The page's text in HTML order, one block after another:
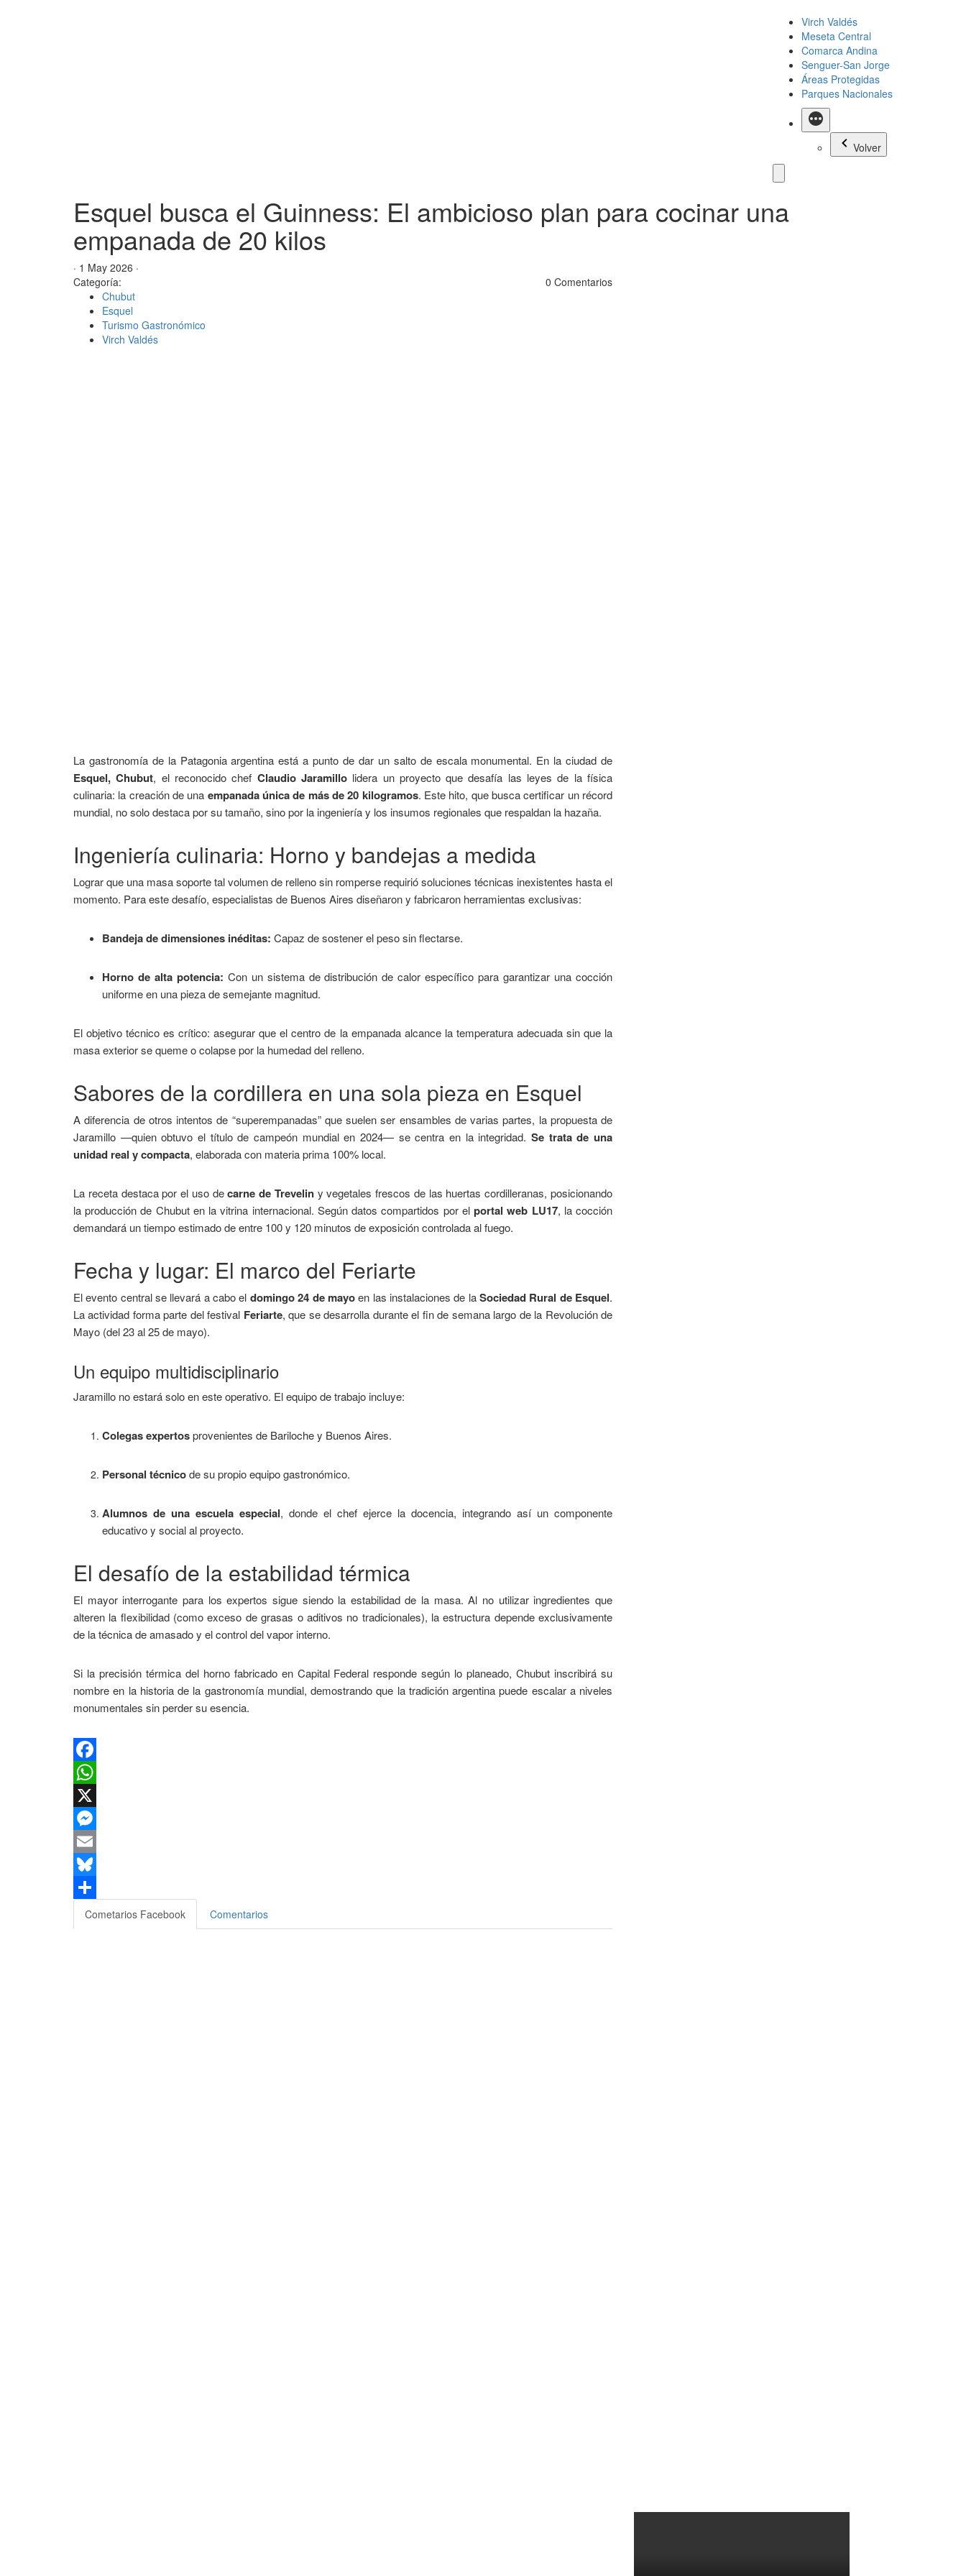
Virch Valdés
Meseta Central
Comarca Andina
Senguer-San Jorge
Áreas Protegidas
Parques Nacionales
Más
Volver
Esquel busca el Guinness: El ambicioso plan para cocinar una
empanada de 20 kilos
· 1 May 2026 ·
Categoría:
Chubut
Esquel
Turismo Gastronómico
Virch Valdés
0 Comentarios
La gastronomía de la Patagonia argentina está a punto de dar un salto de escala monumental. En la ciudad de
Esquel, Chubut, el reconocido chef Claudio Jaramillolidera un proyecto que desafía las leyes de la física
culinaria: la creación de una empanada única de más de 20 kilogramos. Este hito, que busca certificar un récord
mundial, no solo destaca por su tamaño, sino por la ingeniería y los insumos regionales que respaldan la hazaña.
Ingeniería culinaria: Horno y bandejas a medida
Lograr que una masa soporte tal volumen de relleno sin romperse requirió soluciones técnicas inexistentes hasta el
momento. Para este desafío, especialistas de Buenos Aires diseñaron y fabricaron herramientas exclusivas:
Bandeja de dimensiones inéditas: Capaz de sostener el peso sin flectarse.
Horno de alta potencia: Con un sistema de distribución de calor específico para garantizar una cocción
uniforme en una pieza de semejante magnitud.
El objetivo técnico es crítico: asegurar que el centro de la empanada alcance la temperatura adecuada sin que la
masa exterior se queme o colapse por la humedad del relleno.
Sabores de la cordillera en una sola pieza en Esquel
A diferencia de otros intentos de “superempanadas” que suelen ser ensambles de varias partes, la propuesta de
Jaramillo —quien obtuvo el título de campeón mundial en 2024— se centra en la integridad. Se trata de una
unidad real y compacta, elaborada con materia prima 100% local.
La receta destaca por el uso decarne de Treveliny vegetales frescos de las huertas cordilleranas, posicionando
la producción de Chubut en la vitrina internacional. Según datos compartidos por elportal web LU17, la cocción
demandará un tiempo estimado de entre 100 y 120 minutos de exposición controlada al fuego.
Fecha y lugar: El marco del Feriarte
El evento central se llevará a cabo el domingo 24 de mayoen las instalaciones de laSociedad Rural de Esquel.
La actividad forma parte del festival Feriarte, que se desarrolla durante el fin de semana largo de la Revolución de
Mayo (del 23 al 25 de mayo).
Un equipo multidisciplinario
Jaramillo no estará solo en este operativo. El equipo de trabajo incluye:
Colegas expertosprovenientes de Bariloche y Buenos Aires.
Personal técnicode su propio equipo gastronómico.
Alumnos de una escuela especial, donde el chef ejerce la docencia, integrando así un componente
educativo y social al proyecto.
El desafío de la estabilidad térmica
El mayor interrogante para los expertos sigue siendo la estabilidad de la masa. Al no utilizar ingredientes que
alteren la flexibilidad (como exceso de grasas o aditivos no tradicionales), la estructura depende exclusivamente
de la técnica de amasado y el control del vapor interno.
Si la precisión térmica del horno fabricado en Capital Federal responde según lo planeado, Chubut inscribirá su
nombre en la historia de la gastronomía mundial, demostrando que la tradición argentina puede escalar a niveles
monumentales sin perder su esencia.
Facebook
WhatsApp
X
Messenger
Email
Bluesky
Compartir
Cometarios Facebook Comentarios